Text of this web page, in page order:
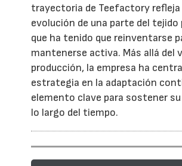
trayectoria de Teefactory refleja
evolución de una parte del
que ha tenido que reinventarse
mantenerse activa. Más allá del
producción, la empresa ha
estrategia en la adaptación
elemento clave para sostener
lo largo del tiempo.